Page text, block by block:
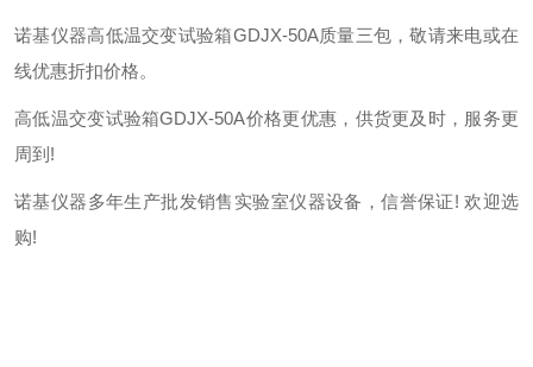
诺基仪器高低温交变试验箱GDJX-50A质量三包，敬请来电或在
线优惠折扣价格。
高低温交变试验箱GDJX-50A价格更优惠，供货更及时，服务更
周到!
诺基仪器多年生产批发销售实验室仪器设备，信誉保证! 欢迎选
购!